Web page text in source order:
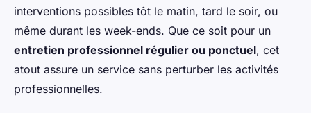
interventions possibles tôt le matin, tard le soir, ou
même durant les week-ends. Que ce soit pour un
entretien professionnel régulier ou ponctuel, cet
atout assure un service sans perturber les activités
professionnelles.